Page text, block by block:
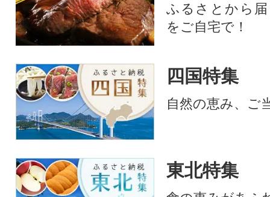
ふるさとから
をご自宅で！
四国特集
自然の恵み、ご
東北特集